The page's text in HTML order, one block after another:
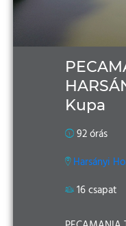
Kupa
92 órás
Harsányi
16 csapat